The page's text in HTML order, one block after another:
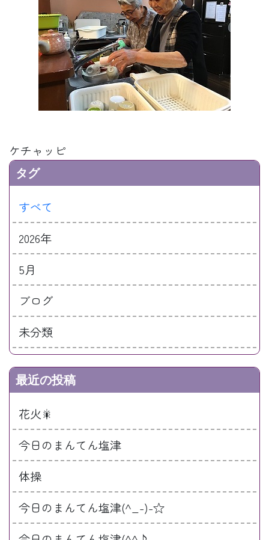
ケチャッピ
タグ
すべて
2026年
5月
ブログ
未分類
最近の投稿
花火🎇
今日のまんてん塩津
体操
今日のまんてん塩津(^_-)-☆